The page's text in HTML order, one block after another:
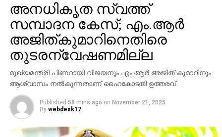
അനധികൃത സ്വത്ത്
സമ്പാദന കേസ്; എം.ആര്‍
അജിത്കുമാറിനെതിരെ
തുടരന്വേഷണമില്ല
മുഖ്യമന്ത്രി പിണറായി വിജയനും എം.ആര്‍ അജിത് കുമാറിനും
ആശ്വാസം നല്‍കുന്നതാണ് ഹൈകോടതി ഉത്തരവ്.
Published 58 mins ago on November 21, 2025
By webdesk17